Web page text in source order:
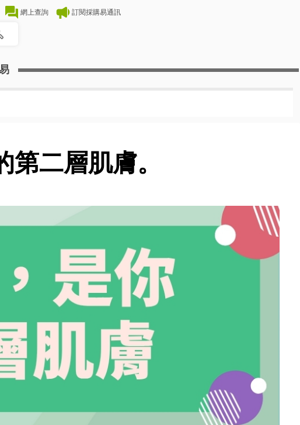
網上查詢 訂閱採購易通訊
二層肌膚。